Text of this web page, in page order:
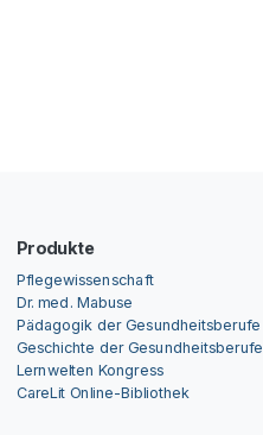
Produkte
Pflegewissenschaft
Dr. med. Mabuse
Pädagogik der Gesundheitsberufe
Geschichte der Gesundheitsberufe
Lernwelten Kongress
CareLit Online-Bibliothek